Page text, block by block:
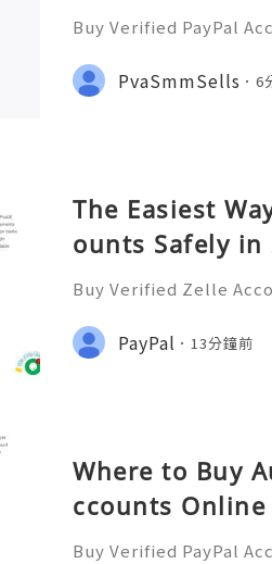
Buy Verified PayPal
g convenience and
u're shopping, selling,
PvaSmmSells 6
The Easiest
ounts Safely in
Buy Verified Zelle
ways to transfer
a popular payment ser
PayPal 13分鐘前
Where to Buy
ccounts Online
Buy Verified PayPal